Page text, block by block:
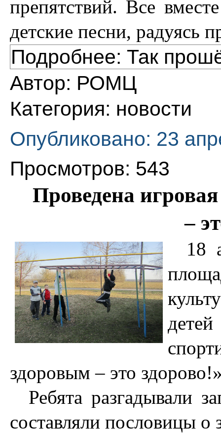
препятствий. Все
детские песни, радуясь
Подробнее: Так
Автор: РОМЦ
Категория: новости
Опубликовано: 23
Просмотров: 543
Проведена
–
18
здоровым – это
Ребята разгадывали
составляли пословицы о